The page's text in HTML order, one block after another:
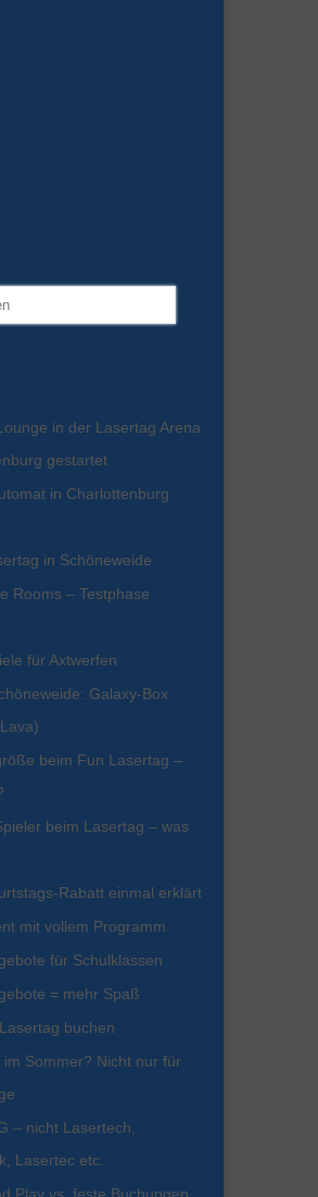
in der Lasertag Arena
gestartet
in Charlottenburg
in Schöneweide
Rooms – Testphase
für Axtwerfen
Galaxy-Box
beim Fun Lasertag –
beim Lasertag – was
Rabatt einmal erklärt
mit vollem Programm
für Schulklassen
= mehr Spaß
buchen
im Sommer? Nicht nur für
– nicht Lasertech,
Lasertec etc.